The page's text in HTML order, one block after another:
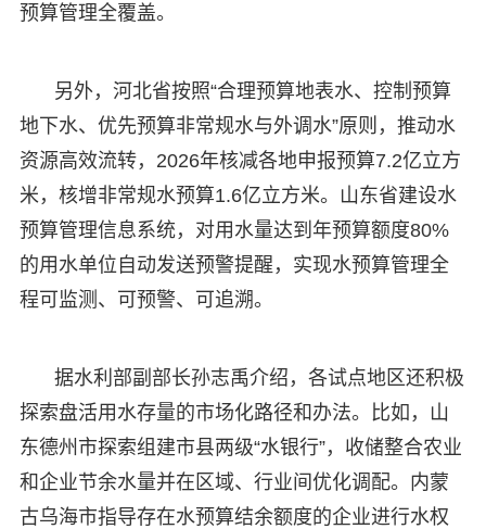
预算管理全覆盖。
另外，河北省按照“合理预算地表水、控制预算
地下水、优先预算非常规水与外调水”原则，推动水
资源高效流转，2026年核减各地申报预算7.2亿立方
米，核增非常规水预算1.6亿立方米。山东省建设水
预算管理信息系统，对用水量达到年预算额度80%
的用水单位自动发送预警提醒，实现水预算管理全
程可监测、可预警、可追溯。
据水利部副部长孙志禹介绍，各试点地区还积极
探索盘活用水存量的市场化路径和办法。比如，山
东德州市探索组建市县两级“水银行”，收储整合农业
和企业节余水量并在区域、行业间优化调配。内蒙
古乌海市指导存在水预算结余额度的企业进行水权